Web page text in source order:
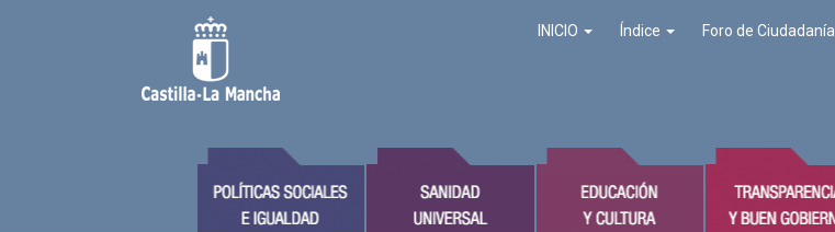
INICIO Índice Foro de Ciudadanía